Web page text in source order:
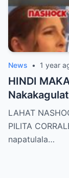
News • 1 year
HINDI
Silid ni
LAHAT
PILITA
napatulala…